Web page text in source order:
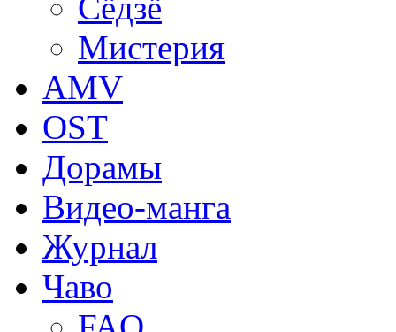
Мистерия
AMV
OST
Дорамы
Видео-манга
Журнал
Чаво